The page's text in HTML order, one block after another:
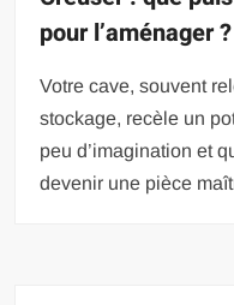
pour l’aménager ?
Votre cave, souvent
stockage, recèle un
peu d’imagination et
devenir une pièce